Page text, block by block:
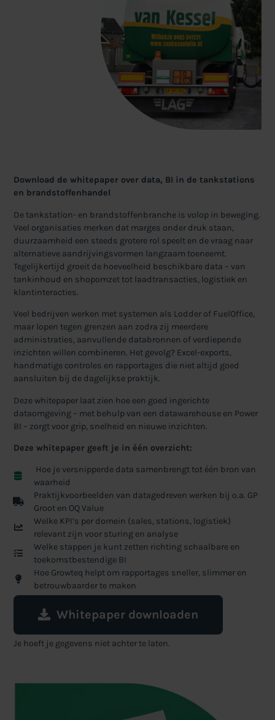
Download de whitepaper over data, BI in de tankstations
en brandstoffenhandel
De tankstation- en brandstoffenbranche is volop in beweging.
Veel organisaties merken dat marges onder druk staan,
duurzaamheid een steeds grotere rol speelt en de vraag naar
alternatieve aandrijvingsvormen langzaam toeneemt.
Tegelijkertijd groeit de hoeveelheid beschikbare data – van
tankinhoud en shopomzet tot laadtransacties, logistiek en
klantinteracties.
Veel bedrijven werken met systemen als Lodder of FuelOffice,
maar lopen tegen grenzen aan zodra zij meerdere
administraties, aanvullende databronnen of verdiepende
inzichten willen combineren. Het gevolg? Excel-exports,
handmatige controles en rapportages die niet altijd goed
aansluiten bij de dagelijkse praktijk.
Deze whitepaper laat zien hoe een goed ingerichte
dataomgeving – met behulp van een datawarehouse en Power
BI – zorgt voor grip, snelheid en nieuwe inzichten.
Deze whitepaper geeft je in één overzicht:
Hoe je versnipperde data samenbrengt tot één bron van
waarheid
Praktijkvoorbeelden van datagedreven werken bij o.a. GP
Groot en OQ Value
Welke KPI’s per domein (sales, stations, logistiek)
relevant zijn voor sturing en analyse
Welke stappen je kunt zetten richting schaalbare en
toekomstbestendige BI
Hoe Growteq helpt om rapportages sneller, slimmer en
betrouwbaarder te maken
Whitepaper downloaden
Je hoeft je gegevens niet achter te laten.